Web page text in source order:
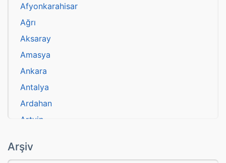
Afyonkarahisar
Ağrı
Aksaray
Amasya
Ankara
Antalya
Ardahan
Artvin
Aydın
Arşiv